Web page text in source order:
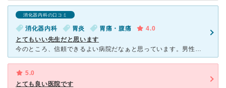
消化器内科の口コミ
消化器内科 胃炎 胃痛・腹痛
4.0
とてもいい先生だと思います
今のところ、信頼できるよい病院だなぁと思っています。男性の先生に担当して頂いていますが、とても物腰が柔らかく、優しいです。混んでる時は「お待たせしてすみません」とまで言って下さるほど。診察も丁寧です。
5.0
とても良い医院です